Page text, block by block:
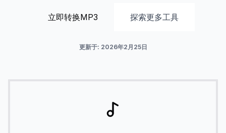
立即转换MP3 探索更多工具
更新于: 2026年2月25日